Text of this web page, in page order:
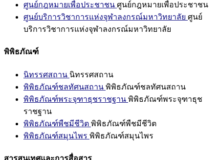
ศูนย์กฎหมายเพื่อประชาชน ศูนย์กฎหมายเพื่อประชาชน
ศูนย์บริการวิชาการแห่งจุฬาลงกรณ์มหาวิทยาลัย ศูนย์
บริการวิชาการแห่งจุฬาลงกรณ์มหาวิทยาลัย
พิพิธภัณฑ์
นิทรรศสถาน นิทรรศสถาน
พิพิธภัณฑ์ชลทัศนสถาน พิพิธภัณฑ์ชลทัศนสถาน
พิพิธภัณฑ์พระจุฑาธุชราชฐาน พิพิธภัณฑ์พระจุฑาธุช
ราชฐาน
พิพิธภัณฑ์พืชมีชีวิต พิพิธภัณฑ์พืชมีชีวิต
พิพิธภัณฑ์สมุนไพร พิพิธภัณฑ์สมุนไพร
สารสนเทศและการสื่อสาร